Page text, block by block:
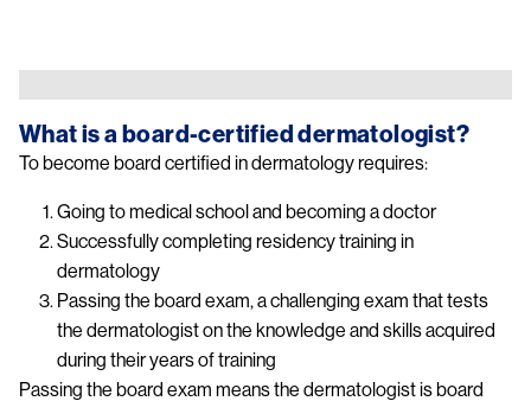
What is a board-certified dermatologist?
To become board certified in dermatology requires:
Going to medical school and becoming a doctor
Successfully completing residency training in
dermatology
Passing the board exam, a challenging exam that tests
the dermatologist on the knowledge and skills acquired
during their years of training
Passing the board exam means the dermatologist is board